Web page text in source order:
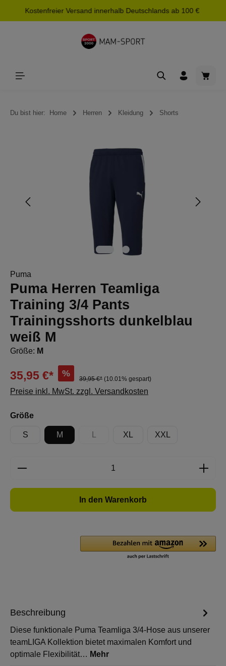
springen
Kostenfreier Versand innerhalb Deutschlands ab 100 €
Du bist hier: Home Herren Kleidung Shorts
Bildergalerie überspringen
Puma
Puma Herren Teamliga
Training 3/4 Pants
Trainingsshorts dunkelblau
weiß M
Größe: M
35,95 €* %
39,95 €* (10.01% gespart)
Preise inkl. MwSt. zzgl. Versandkosten
Größeauswählen
S M
(Diese Option ist zurzeit nicht verfügbar.)
XL XXL
Produkt Anzahl: Gib den gewünschten
In den Warenkorb
Beschreibung
Diese funktionale Puma Teamliga 3/4-Hose aus unserer
teamLIGA Kollektion bietet maximalen Komfort und
optimale Flexibilität… Mehr